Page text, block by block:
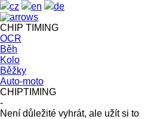
cz en de
CHIP TIMING
OCR
Běh
Kolo
Běžky
Auto-moto
CHIPTIMING
-
Není důležité vyhrát, ale užít si to